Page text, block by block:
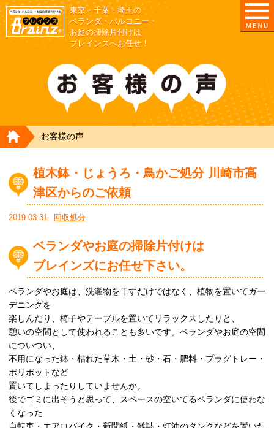
東京/埼玉/千葉/神奈川の ベランダ・庭の清掃片付け
東京・千葉・埼玉の
ベランダ・バルコニー・
お庭の掃除片付けは
ブレインズへお任せ！
HOME
お客様の声
植木鉢・じょうろ・鳥かご処分 川崎市高
津区からのご依頼
2019.03.31 回収処分
ベランダやお庭の掃除片付けは
ブレインズにお任せ下さい。
ベランダやお庭は、洗濯物を干すだけではなく、植物を置いてガー
デニングを
楽しんだり、椅子やテーブルを置いてリラックスしたりと、
憩いの空間として使われることも多いです。ベランダやお庭の空間
についつい、
不用になった鉢・枯れた草木・土・砂・石・肥料・プラグトレー・
ポリポットなど
置いてしまったりしていませんか。
後でゴミに出そうと思って、スペースの空いてるベランダに使わな
くなった